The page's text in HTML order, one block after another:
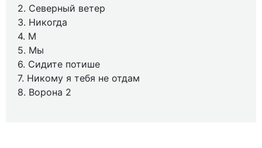
2. Северный ветер
3. Никогда
4. М
5. Мы
6. Сидите потише
7. Никому я тебя не отдам
8. Ворона 2